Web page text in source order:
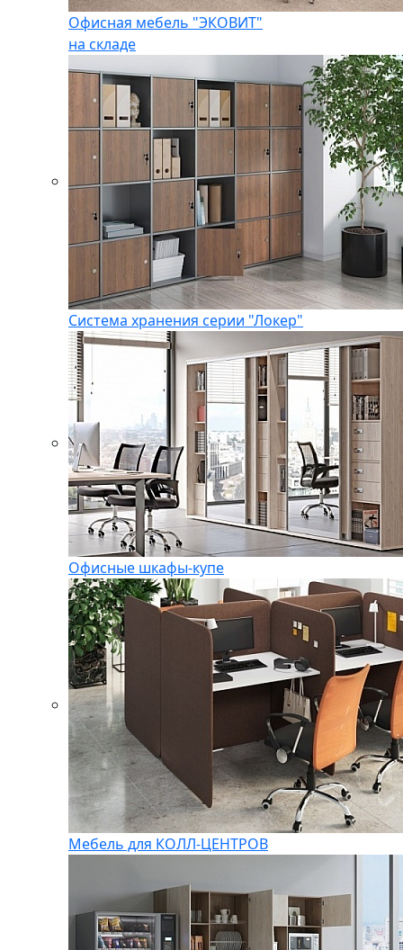
Офисная мебель "ЭКОВИТ"
на складе
Система хранения серии "Локер"
Офисные шкафы-купе
Мебель для КОЛЛ-ЦЕНТРОВ